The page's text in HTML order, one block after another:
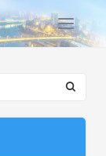
T
o
g
l
e